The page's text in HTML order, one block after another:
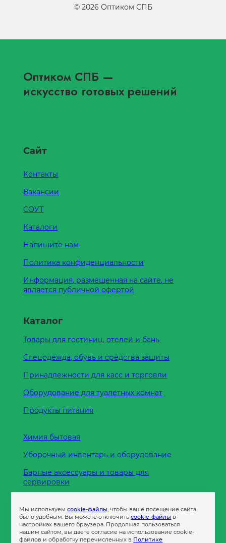
© 2026 Оптиком СПБ
Оптиком СПБ —
искусство готовых решений
Сайт
Контакты
Вакансии
СОУТ
Каталоги
Напишите нам
Политика конфиденциальности
Информация, размещенная на сайте, не
является публичной офертой
Каталог
Товары для гостиниц, отелей и бань
Спецодежда, обувь и средства защиты
Принадлежности для касс и торговли
Оборудование для туалетных комнат
Продукты питания
Химия бытовая
Уборочный инвентарь и оборудование
Барные аксессуары и товары для
сервировки
Пленка
Мы используемcookie-файлы, чтобы ваше посещение сайта
было удобным. Вы можете отключитьcookie-файлы в
настройках вашего браузера. Продолжая пользоваться
нашим сайтом, вы даете согласие на использование cookie-
файлов и обработку перечисленных в Политике